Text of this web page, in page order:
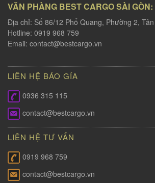
VĂN PHÀNG BEST CARGO SÀI GÒN:
Địa chỉ: Số 86/12 Phổ Quang, Phường 2,
Hotline: 0919 968 759
Email: contact@bestcargo.vn
LIÊN HỆ BÁO GÍA
0936 315 115
contact@bestcargo.vn
LIÊN HỆ TƯ VẤN
0919 968 759
contact@bestcargo.vn